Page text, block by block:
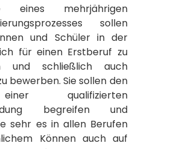
eines mehrjährigen
sollen
und Schüler in der
für einen Erstberuf zu
und schließlich auch
bewerben. Sie sollen den
qualifizierten
begreifen und
sehr es in allen Berufen
Können auch auf